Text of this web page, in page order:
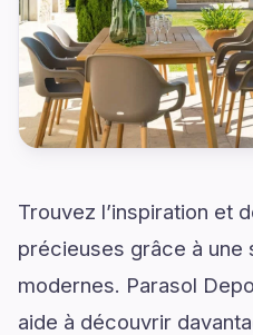
Trouvez l’inspiration et
précieuses grâce à une
modernes. Parasol
aide à découvrir